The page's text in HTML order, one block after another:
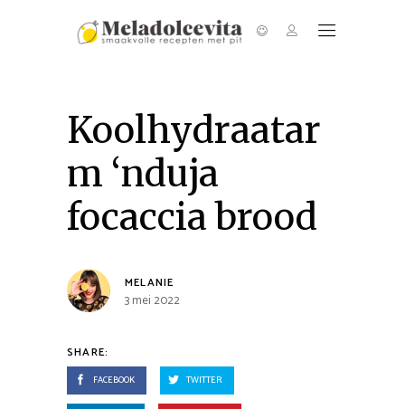
Koolhydraatar
m ‘nduja
focaccia brood
MELANIE
3 mei 2022
SHARE:
FACEBOOK TWITTER